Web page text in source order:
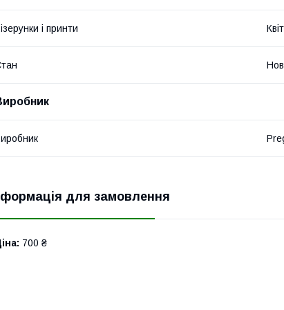
і принти
для замовлення
700 ₴